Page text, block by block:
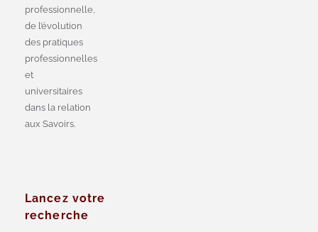
professionnelle,
de l’évolution
des pratiques
professionnelles
et
universitaires
dans la relation
aux Savoirs.
Lancez votre
recherche